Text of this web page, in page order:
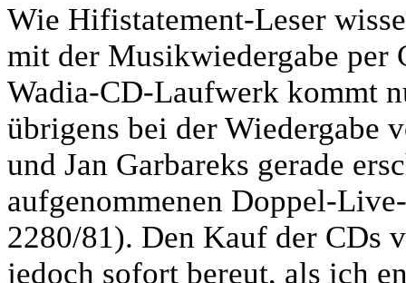
Wie Hifistatement-Leser
mit der Musikwiedergabe per
Wadia-CD-Laufwerk kommt
übrigens bei der Wiedergabe
und Jan Garbareks gerade
aufgenommenen Doppel-
2280/81). Den Kauf der CDs
jedoch sofort bereut, als ich